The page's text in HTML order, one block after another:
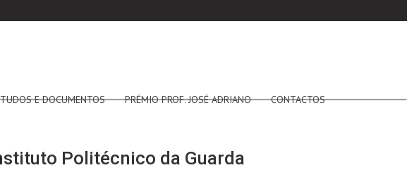
E DOCUMENTOS PRÉMIO PROF. JOSÉ ADRIANO CONTACTOS
Politécnico da Guarda